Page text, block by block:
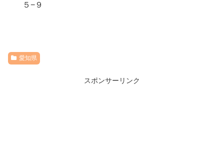
５−９
愛知県
スポンサーリンク